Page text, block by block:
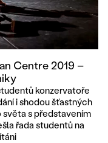
Centre 2019 –
konzervatoře
i shodou šťastných
s představením
řada studentů na